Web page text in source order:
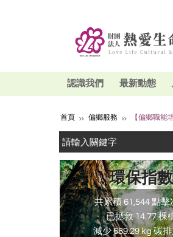
認識我們 最新動態
首頁 偏鄉服務 【偏鄉職能
環保指數
共累積 61,544 點擊
已拯救 14.77 棵
減少 689.29 kg 碳